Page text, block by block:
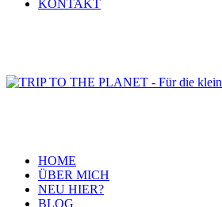
KONTAKT
HOME
ÜBER MICH
NEU HIER?
BLOG